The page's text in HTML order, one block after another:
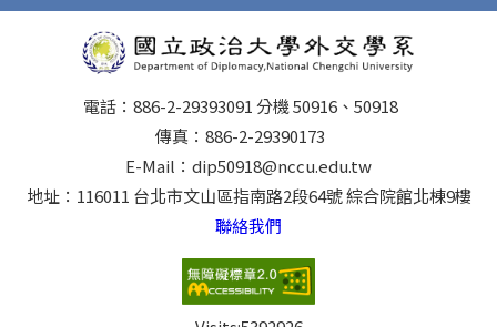
電話：886-2-29393091 分機 50916、50918
傳真：886-2-29390173
E-Mail：dip50918@nccu.edu.tw
地址：116011 台北市文山區指南路2段64號 綜合院館北棟9樓
聯絡我們